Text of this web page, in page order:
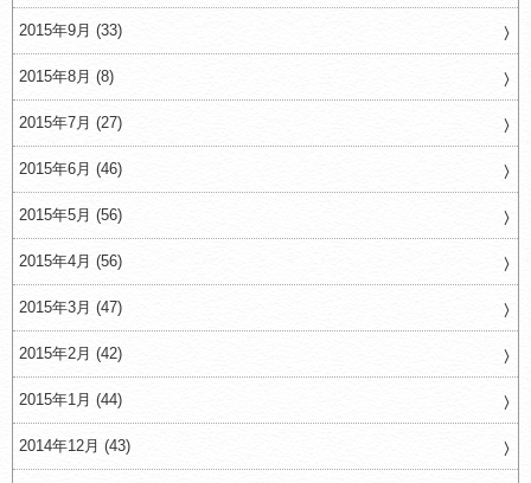
2015年9月 (33)
2015年8月 (8)
2015年7月 (27)
2015年6月 (46)
2015年5月 (56)
2015年4月 (56)
2015年3月 (47)
2015年2月 (42)
2015年1月 (44)
2014年12月 (43)